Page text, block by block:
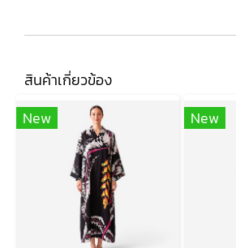
สินค้าเกี่ยวข้อง
New
New